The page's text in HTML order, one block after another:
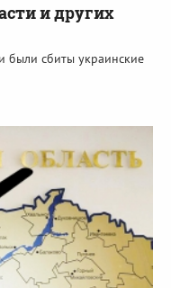
и других
были сбиты украинские